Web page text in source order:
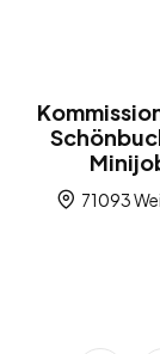
71093